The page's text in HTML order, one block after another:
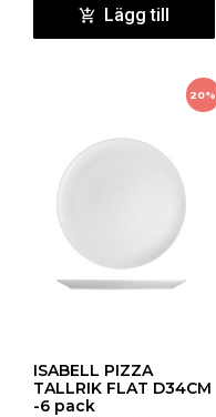
Lägg till
20%
ISABELL PIZZA
TALLRIK FLAT D34CM
-6 pack